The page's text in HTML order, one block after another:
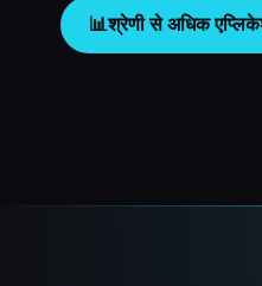
📊श्रेणी से अधिक